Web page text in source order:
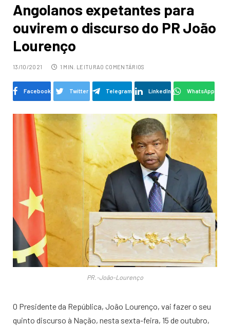
Angolanos expetantes para
ouvirem o discurso do PR João
Lourenço
13/10/2021 1 MIN. LEITURA0 COMENTÁRIOS
Facebook Twitter Telegram LinkedIn WhatsApp
PR.-João-Lourenço
O Presidente da República, João Lourenço, vai fazer o seu
quinto discurso à Nação, nesta sexta-feira, 15 de outubro,